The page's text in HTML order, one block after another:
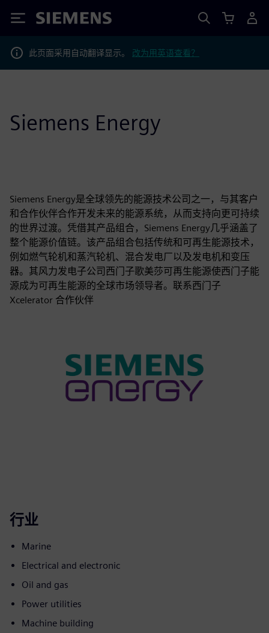
Siemens
此页面采用自动翻译显示。 改为用英语查看？
Siemens Energy
Siemens Energy是全球领先的能源技术公司之一，与其客户
和合作伙伴合作开发未来的能源系统，从而支持向更可持续
的世界过渡。凭借其产品组合，Siemens Energy几乎涵盖了
整个能源价值链。该产品组合包括传统和可再生能源技术，
例如燃气轮机和蒸汽轮机、混合发电厂以及发电机和变压
器。其风力发电子公司西门子歌美莎可再生能源使西门子能
源成为可再生能源的全球市场领导者。联系西门子
Xcelerator 合作伙伴
行业
Marine
Electrical and electronic
Oil and gas
Power utilities
Machine building